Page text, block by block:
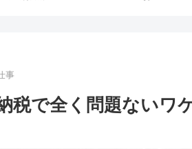
事
税で全く問題ないワ